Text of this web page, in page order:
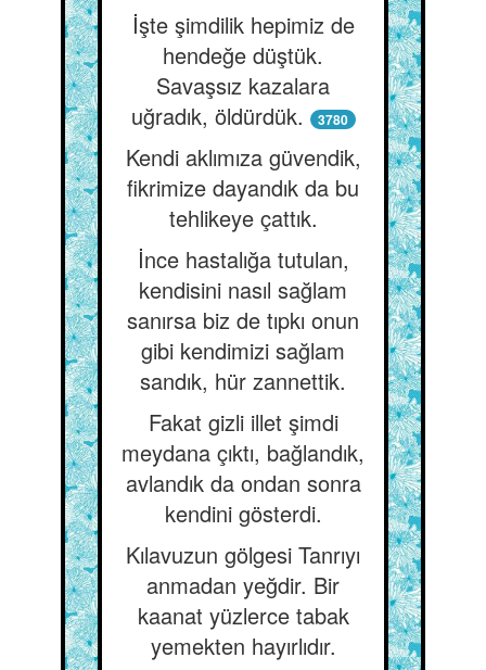
İşte şimdilik hepimiz de
hendeğe düştük.
Savaşsız kazalara
uğradık, öldürdük.
3780
Kendi aklımıza güvendik,
fikrimize dayandık da bu
tehlikeye çattık.
İnce hastalığa tutulan,
kendisini nasıl sağlam
sanırsa biz de tıpkı onun
gibi kendimizi sağlam
sandık, hür zannettik.
Fakat gizli illet şimdi
meydana çıktı, bağlandık,
avlandık da ondan sonra
kendini gösterdi.
Kılavuzun gölgesi Tanrıyı
anmadan yeğdir. Bir
kaanat yüzlerce tabak
yemekten hayırlıdır.